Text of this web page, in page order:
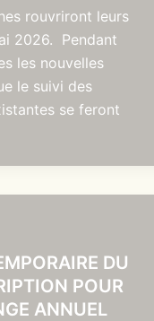
rouvriront leurs
2026. Pendant
les nouvelles
le suivi des
se feront
DU
POUR
ANNUEL